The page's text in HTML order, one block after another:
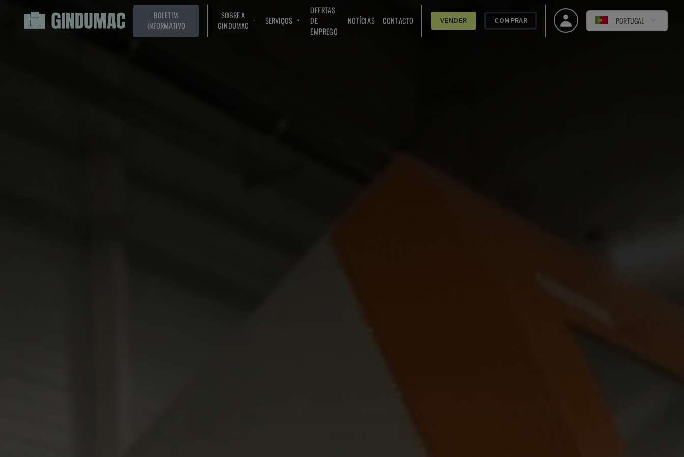
BOLETIM
INFORMATIVO
SOBRE A
GINDUMAC
SERVIÇOS
OFERTAS
DE
EMPREGO
NOTÍCIAS CONTACTO VENDER COMPRAR PORTUGAL